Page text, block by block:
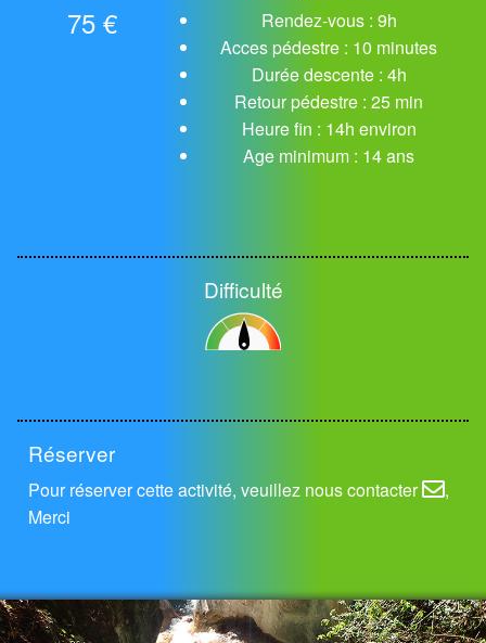
75 €
Rendez-vous : 9h
Acces pédestre : 10 minutes
Durée descente : 4h
Retour pédestre : 25 min
Heure fin : 14h environ
Age minimum : 14 ans
Difficulté
Réserver
Pour réserver cette activité, veuillez nouscontacter
,
Merci